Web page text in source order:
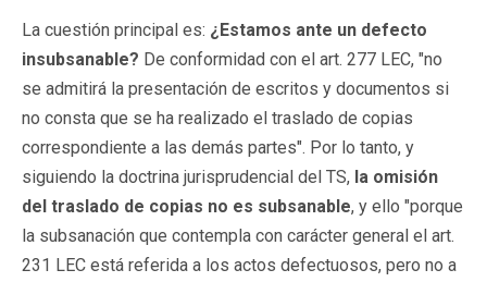
La cuestión principal es: ¿Estamos ante un defecto
insubsanable? De conformidad con el art. 277 LEC, "no
se admitirá la presentación de escritos y documentos si
no consta que se ha realizado el traslado de copias
correspondiente a las demás partes". Por lo tanto, y
siguiendo la doctrina jurisprudencial del TS, la omisión
del traslado de copias no es subsanable, y ello "porque
la subsanación que contempla con carácter general el art.
231 LEC está referida a los actos defectuosos, pero no a